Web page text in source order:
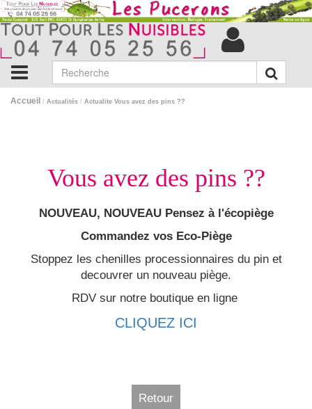
Accueil / Actualités / Actualite Vous avez des pins ??
Vous avez des pins ??
NOUVEAU, NOUVEAU Pensez à l'écopiège
Commandez vos Eco-Piège
Stoppez les chenilles processionnaires du pin et
decouvrer un nouveau piège.
RDV sur notre boutique en ligne
CLIQUEZ ICI
Retour